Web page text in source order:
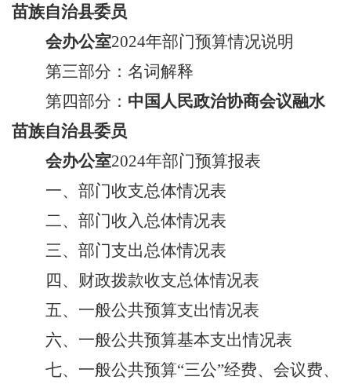
苗族自治县委员
会办公室2024年部门预算情况说明
第三部分：名词解释
第四部分： 中国人民政治协商会议融水
苗族自治县委员
会办公室2024年部门预算报表
一、部门收支总体情况表
二、部门收入总体情况表
三、部门支出总体情况表
四、财政拨款收支总体情况表
五、一般公共预算支出情况表
六、一般公共预算基本支出情况表
七、一般公共预算“三公”经费、会议费、